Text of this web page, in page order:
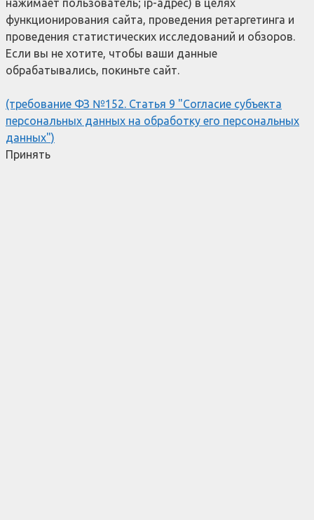
нажимает пользователь; ip-адрес) в целях
функционирования сайта, проведения ретаргетинга и
проведения статистических исследований и обзоров.
Если вы не хотите, чтобы ваши данные
обрабатывались, покиньте сайт.
(требование ФЗ №152. Статья 9 "Согласие субъекта
персональных данных на обработку его персональных
данных")
Принять